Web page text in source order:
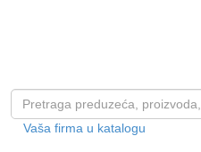
Vaša firma u katalogu